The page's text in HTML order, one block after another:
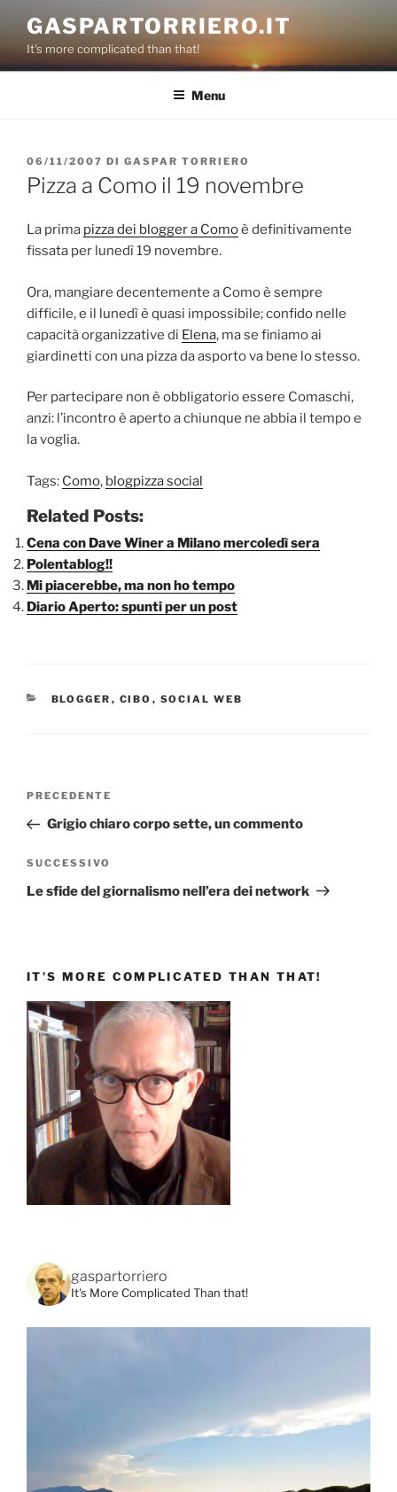
contenuto
GASPARTORRIERO.IT
It's more complicated than that!
Menu
PUBBLICATO
IL
06/11/2007 DI GASPAR TORRIERO
Pizza a Como il 19 novembre
La prima pizza dei blogger a Comoè definitivamente
fissata per lunedì 19 novembre.
Ora, mangiare decentemente a Como è sempre
difficile, e il lunedì è quasi impossibile; confido nelle
capacità organizzative di Elena, ma se finiamo ai
giardinetti con una pizza da asporto va bene lo stesso.
Per partecipare non è obbligatorio essere Comaschi,
anzi: l’incontro è aperto a chiunque ne abbia il tempo e
la voglia.
Tags: Como, blogpizza social
Related Posts:
Cena con Dave Winer a Milano mercoledì sera
Polentablog!!
Mi piacerebbe, ma non ho tempo
Diario Aperto: spunti per un post
CATEGORIE
BLOGGER , CIBO , SOCIAL WEB
Navigazione
Articolo
precedente:
PRECEDENTE
Grigio chiaro corpo sette, un commento
Articolo
successivo
SUCCESSIVO
Le sfide del giornalismo nell’era dei network
IT’S MORE COMPLICATED THAN THAT!
gaspartorriero
It's More Complicated Than that!